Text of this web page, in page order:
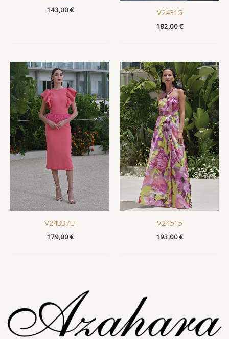
143,00€ V24315
182,00€
V24337LI
179,00€
V24515
193,00€